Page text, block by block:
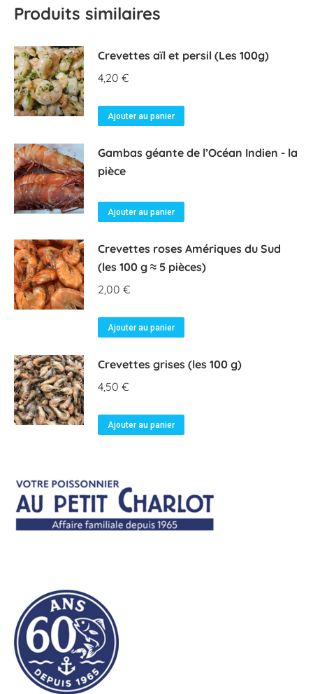
Produits similaires
Crevettes aïl et persil (Les 100g)
4,20 €
Ajouter au panier
Gambas géante de l’Océan Indien - la
pièce
Ajouter au panier
Crevettes roses Amériques du Sud
(les 100 g ≈ 5 pièces)
2,00 €
Ajouter au panier
Crevettes grises (les 100 g)
4,50 €
Ajouter au panier